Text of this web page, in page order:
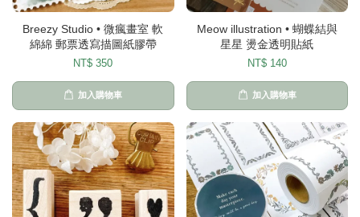
Breezy Studio • 微瘋畫室 軟
綿綿 郵票透寫描圖紙膠帶
NT$ 350
加入購物車
Meow illustration • 蝴蝶結與
星星 燙金透明貼紙
NT$ 140
加入購物車